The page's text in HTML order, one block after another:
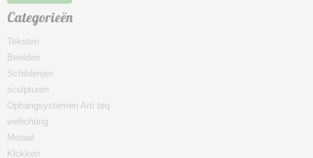
Categorieën
Teksten
Beelden
Schilderijen
sculpturen
Ophangsystemen Arti teq
verlichting
Metaal
Klokken